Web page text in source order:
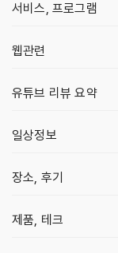
서비스, 프로그램
웹관련
유튜브 리뷰 요약
일상정보
장소, 후기
제품, 테크